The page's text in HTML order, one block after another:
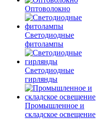
Оптоволокно
Светодиодные
фитолампы
Светодиодные
гирлянды
Промышленное и
складское освещение